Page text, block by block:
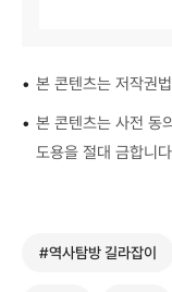
• 본 콘텐츠는 저작권
• 본 콘텐츠는 사전 동
도용을 절대 금합니
#역사탐방 길라잡이